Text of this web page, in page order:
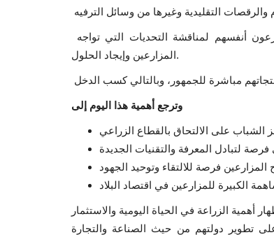
أنفسهم لمناقشة التحديات التي تواجه
المزارعين وإيجاد الحلول.
وترجع أهمية هذا اليوم إلى
أهمية الزراعة في الحياة اليومية والاستثمار
تطوير دولتهم من حيث الصناعة والتجارة